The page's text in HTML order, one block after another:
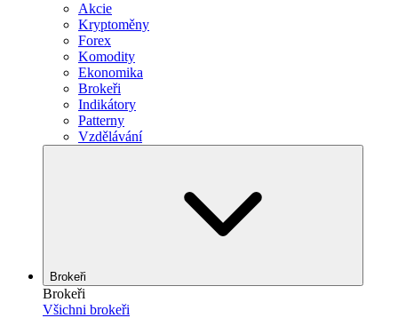
Akcie
Kryptoměny
Forex
Komodity
Ekonomika
Brokeři
Indikátory
Patterny
Vzdělávání
Brokeři
Brokeři
Všichni brokeři